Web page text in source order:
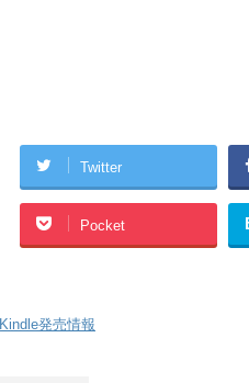
Twitter
Pocket
Kindle発売情報